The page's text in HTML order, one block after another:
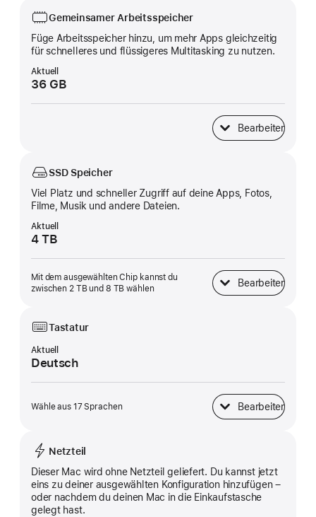
Gemeinsamer Arbeitsspeicher
Füge Arbeitsspeicher hinzu, um mehr Apps gleichzeitig
für schnelleres und flüssigeres Multitasking zu nutzen.
Aktuell
36 GB
Bearbeiten
Gemeinsamer
SSD Speicher
Viel Platz und schneller Zugriff auf deine Apps, Fotos,
Filme, Musik und andere Dateien.
Aktuell
4 TB
Mit dem ausgewählten Chip kannst du
zwischen 2 TB und 8 TB wählen
Bearbeiten
SSD Speicher
Tastatur
Aktuell
Deutsch
Wähle aus 17 Sprachen Bearbeiten
Tastatur
Netzteil
Dieser Mac wird ohne Netzteil geliefert. Du kannst jetzt
eins zu deiner ausgewählten Konfiguration hinzufügen –
oder nachdem du deinen Mac in die Einkaufstasche
gelegt hast.